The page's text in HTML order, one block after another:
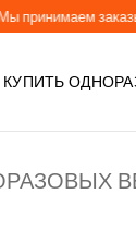
заказы от
КУПИТЬ